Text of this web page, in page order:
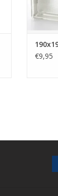
€9,95